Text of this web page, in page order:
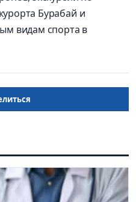
Бурабай и
видам спорта в